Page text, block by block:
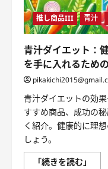
推し商品III 青汁
青汁ダイエット：
を手に入れるため
青汁ダイエットの効
すすめ商品、成功の
く紹介。健康的に理
しょう。
「続きを読む」